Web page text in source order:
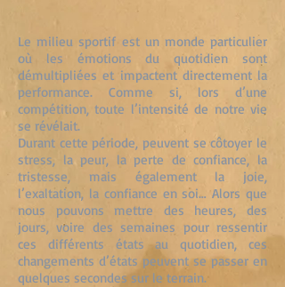
Le milieu sportif est un monde particulier
où les émotions du quotidien sont
démultipliées et impactent directement la
performance. Comme si, lors d’une
compétition, toute l’intensité de notre vie
se révélait.
Durant cette période, peuvent se côtoyer le
stress, la peur, la perte de confiance, la
tristesse, mais également la joie,
l’exaltation, la confiance en soi… Alors que
nous pouvons mettre des heures, des
jours, voire des semaines pour ressentir
ces différents états au quotidien, ces
changements d’états peuvent se passer en
quelques secondes sur le terrain.